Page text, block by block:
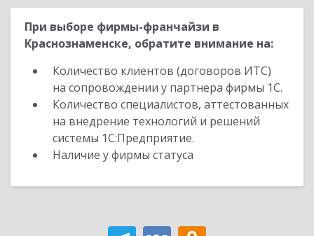
При выборе фирмы-франчайзи в
Краснознаменске, обратите внимание на:
Количество клиентов (договоров ИТС)
на сопровождении у партнера фирмы 1С.
Количество специалистов, аттестованных
на внедрение технологий и решений
системы 1С:Предприятие.
Наличие у фирмы статуса